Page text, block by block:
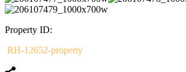
Property ID:
RH-12652-property